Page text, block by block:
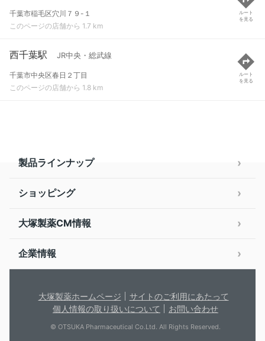
千葉市稲毛区穴川７９-１
このページの店舗から 1.7 km
ルート
を見る
西千葉駅 JR中央・総武線
千葉市中央区春日２丁目
このページの店舗から 1.8 km
ルート
を見る
製品ラインナップ
ショッピング
大塚製薬CM情報
企業情報
大塚製薬ホームページ
サイトのご利用にあたって
個人情報の取り扱いについて
お問い合わせ
© OTSUKA Pharmaceutical Co.Ltd. All Rights Reserved.